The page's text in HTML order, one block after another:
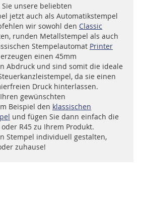
unsere beliebten
jetzt auch als Automatikstempel
wir sowohl den Classic
runden Metallstempel als auch
Stempelautomat Printer
einen 45mm
Abdruck und sind somit die ideale
da sie einen
Druck hinterlassen.
gewünschten
Beispiel den klassischen
und fügen Sie dann einfach die
R45 zu Ihrem Produkt.
Stempel individuell gestalten,
zuhause!